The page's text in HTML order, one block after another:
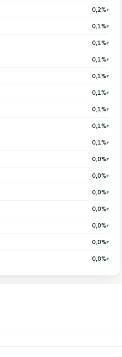
0,2%▾
0,1%▾
0,1%▾
0,1%▾
0,1%▾
0,1%▾
0,1%▾
0,1%▾
0,1%▾
0,0%▾
0,0%▾
0,0%▾
0,0%▾
0,0%▾
0,0%▾
0,0%▾